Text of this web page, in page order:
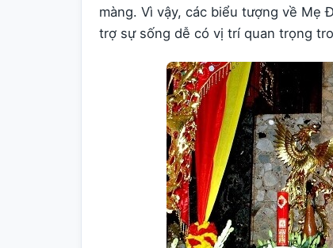
màng. Vì vậy, các biểu tượng về Mẹ
trợ sự sống dễ có vị trí quan trọng